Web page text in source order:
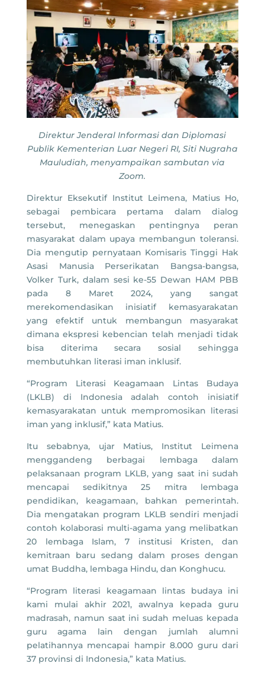
Direktur Jenderal Informasi dan Diplomasi
Publik Kementerian Luar Negeri RI, Siti Nugraha
Mauludiah, menyampaikan sambutan via
Zoom.
Direktur Eksekutif Institut Leimena, Matius Ho,
sebagai pembicara pertama dalam dialog
tersebut, menegaskan pentingnya peran
masyarakat dalam upaya membangun toleransi.
Dia mengutip pernyataan Komisaris Tinggi Hak
Asasi Manusia Perserikatan Bangsa-bangsa,
Volker Turk, dalam sesi ke-55 Dewan HAM PBB
pada 8 Maret 2024, yang sangat
merekomendasikan inisiatif kemasyarakatan
yang efektif untuk membangun masyarakat
dimana ekspresi kebencian telah menjadi tidak
bisa diterima secara sosial sehingga
membutuhkan literasi iman inklusif.
“Program Literasi Keagamaan Lintas Budaya
(LKLB) di Indonesia adalah contoh inisiatif
kemasyarakatan untuk mempromosikan literasi
iman yang inklusif,” kata Matius.
Itu sebabnya, ujar Matius, Institut Leimena
menggandeng berbagai lembaga dalam
pelaksanaan program LKLB, yang saat ini sudah
mencapai sedikitnya 25 mitra lembaga
pendidikan, keagamaan, bahkan pemerintah.
Dia mengatakan program LKLB sendiri menjadi
contoh kolaborasi multi-agama yang melibatkan
20 lembaga Islam, 7 institusi Kristen, dan
kemitraan baru sedang dalam proses dengan
umat Buddha, lembaga Hindu, dan Konghucu.
“Program literasi keagamaan lintas budaya ini
kami mulai akhir 2021, awalnya kepada guru
madrasah, namun saat ini sudah meluas kepada
guru agama lain dengan jumlah alumni
pelatihannya mencapai hampir 8.000 guru dari
37 provinsi di Indonesia,” kata Matius.